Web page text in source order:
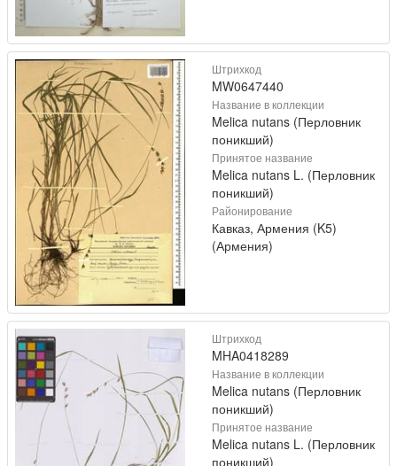
Штрихкод
MW0647440
Название в коллекции
Melica nutans (Перловник
поникший)
Принятое название
Melica nutans L. (Перловник
поникший)
Районирование
Кавказ, Армения (K5)
(Армения)
Штрихкод
MHA0418289
Название в коллекции
Melica nutans (Перловник
поникший)
Принятое название
Melica nutans L. (Перловник
поникший)